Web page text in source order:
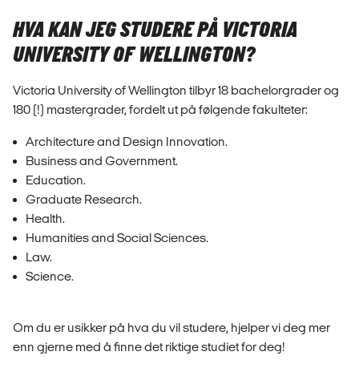
HVA KAN JEG STUDERE PÅ VICTORIA
UNIVERSITY OF WELLINGTON?
Victoria University of Wellington tilbyr 18 bachelorgrader og
180 (!) mastergrader, fordelt ut på følgende fakulteter:
Architecture and Design Innovation.
Business and Government.
Education.
Graduate Research.
Health.
Humanities and Social Sciences.
Law.
Science.
Om du er usikker på hva du vil studere, hjelper vi deg mer
enn gjerne med å finne det riktige studiet for deg!